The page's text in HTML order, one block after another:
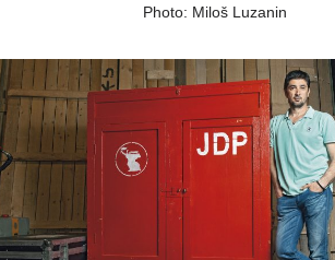
Photo: Miloš Luzanin